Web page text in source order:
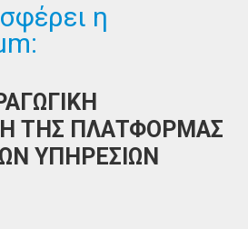
η
ΤΗΣ ΠΛΑΤΦΟΡΜΑΣ
ΥΠΗΡΕΣΙΩΝ